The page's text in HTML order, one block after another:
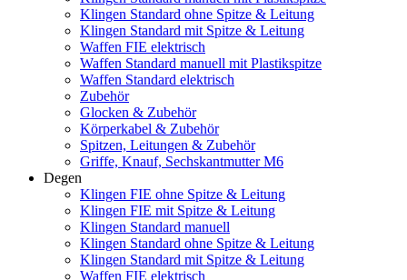
Klingen Standard ohne Spitze & Leitung
Klingen Standard mit Spitze & Leitung
Waffen FIE elektrisch
Waffen Standard manuell mit Plastikspitze
Waffen Standard elektrisch
Zubehör
Glocken & Zubehör
Körperkabel & Zubehör
Spitzen, Leitungen & Zubehör
Griffe, Knauf, Sechskantmutter M6
Degen
Klingen FIE ohne Spitze & Leitung
Klingen FIE mit Spitze & Leitung
Klingen Standard manuell
Klingen Standard ohne Spitze & Leitung
Klingen Standard mit Spitze & Leitung
Waffen FIE elektrisch